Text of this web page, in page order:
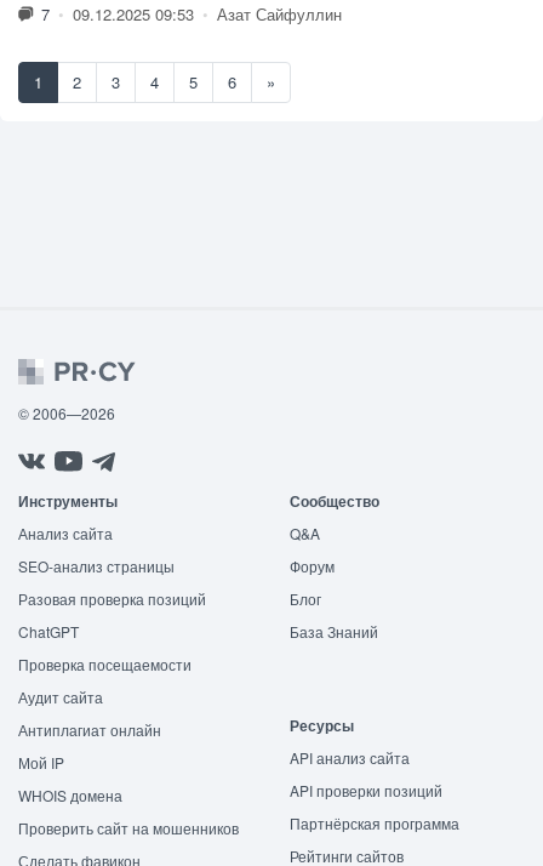
7 • 09.12.2025 09:53 • Азат Сайфуллин
1 2 3 4 5 6 »
© 2006—2026
Инструменты
Анализ сайта
SEO-анализ страницы
Разовая проверка позиций
ChatGPT
Проверка посещаемости
Аудит сайта
Антиплагиат онлайн
Мой IP
WHOIS домена
Проверить сайт на мошенников
Сделать фавикон
Сообщество
Q&A
Форум
Блог
База Знаний
Ресурсы
API анализ сайта
API проверки позиций
Партнёрская программа
Рейтинги сайтов